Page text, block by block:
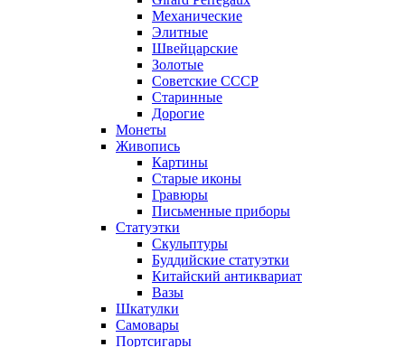
Механические
Элитные
Швейцарские
Золотые
Советские СССР
Старинные
Дорогие
Монеты
Живопись
Картины
Старые иконы
Гравюры
Письменные приборы
Статуэтки
Скульптуры
Буддийские статуэтки
Китайский антиквариат
Вазы
Шкатулки
Самовары
Портсигары